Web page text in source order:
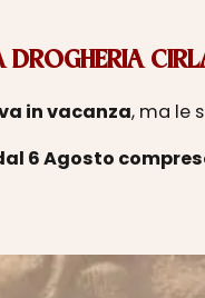
DROGHERIA
in vacanza, ma le
6 Agosto